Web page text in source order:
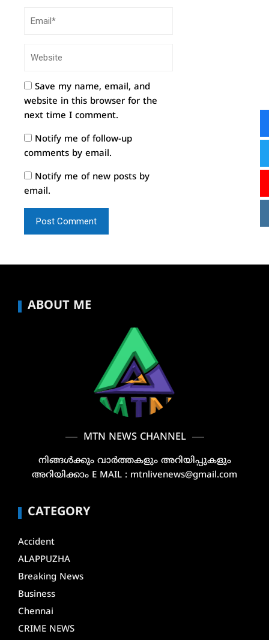
Save my name, email, and
website in this browser for the
next time I comment.
Notify me of follow-up
comments by email.
Notify me of new posts by
email.
ABOUT ME
MTN NEWS CHANNEL
നിങ്ങൾക്കും വാർത്തകളും അറിയിപ്പുകളും
അറിയിക്കാം E MAIL : mtnlivenews@gmail.com
CATEGORY
Accident
ALAPPUZHA
Breaking News
Business
Chennai
CRIME NEWS